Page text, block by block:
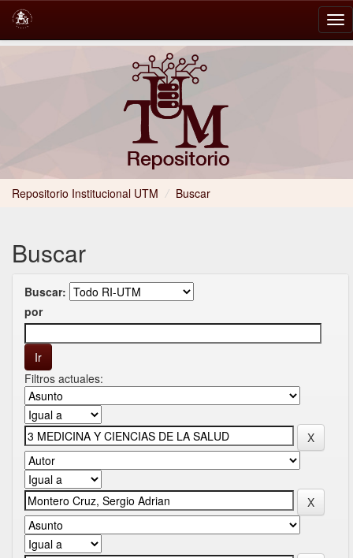
Repositorio Institucional UTM / Buscar
Buscar
Buscar:
por
Filtros actuales: